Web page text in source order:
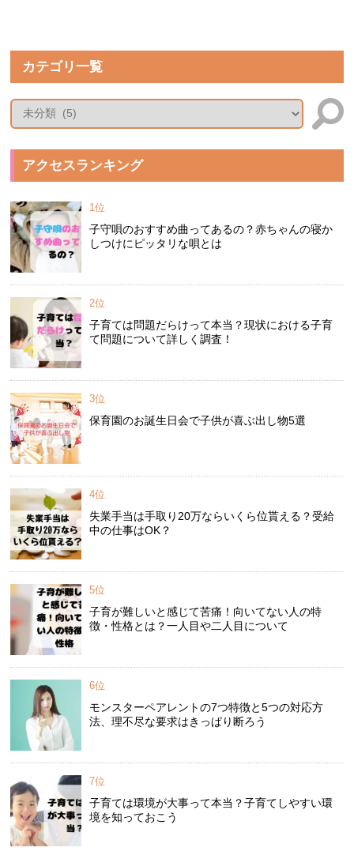
カテゴリ一覧
アクセスランキング
1位
子守唄のおすすめ曲ってあるの？赤ちゃんの寝か
しつけにピッタリな唄とは
2位
子育ては問題だらけって本当？現状における子育
て問題について詳しく調査！
3位
保育園のお誕生日会で子供が喜ぶ出し物5選
4位
失業手当は手取り20万ならいくら位貰える？受給
中の仕事はOK？
5位
子育が難しいと感じて苦痛！向いてない人の特
徴・性格とは？一人目や二人目について
6位
モンスターペアレントの7つ特徴と5つの対応方
法、理不尽な要求はきっぱり断ろう
7位
子育ては環境が大事って本当？子育てしやすい環
境を知っておこう